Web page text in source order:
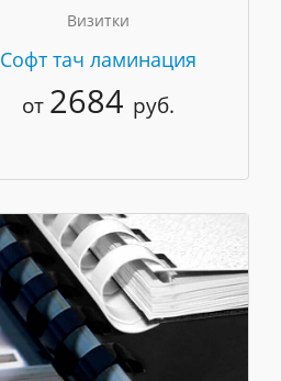
Визитки
Cофт тач ламинация
от 2684 руб.